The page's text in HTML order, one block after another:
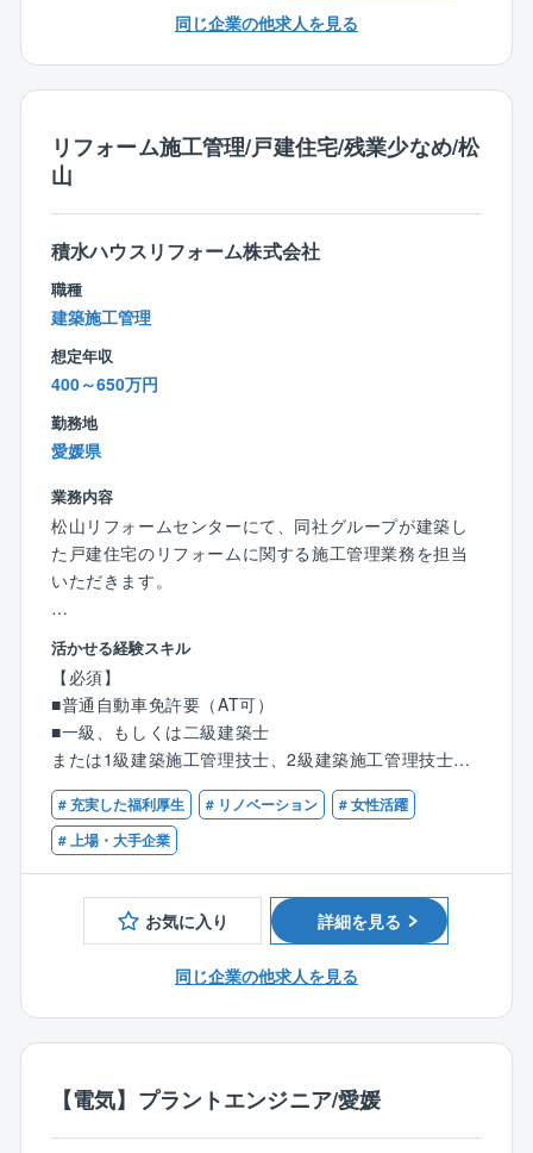
所定労働時間7時間40分、月平均残業30時間程度、年
間休日126日、夜間工事ほぼなしと、ワークライフバラ
ンスを整えつつ、キャリアアップが叶う環境です◎
◎現場代理人としてスキルを磨いていただきながら、
同じ企業の他求人を見る
リフォーム施工管理/戸建住宅/残業少なめ/松
山
積水ハウスリフォーム株式会社
職種
建築施工管理
想定年収
400～650万円
勤務地
愛媛県
業務内容
松山リフォームセンターにて、同社グループが建築し
た戸建住宅のリフォームに関する施工管理業務を担当
いただきます。
【具体的には】
■現場の施工管理（品質管理、工程管理、原価管理、安
全管理）
■施工を担当する現場の職人さんの技術指導、安全教育
■オーナー様への配慮(進捗状況のご報告、近隣対応)
等
【案件について】
■同社はストック型ビジネスに属しており、積水ハウス
Gのリフォーム事業の売込みを牽引しています。
■案件は平均300万円～と、様々なリフォームがござい
メンテナンス型リフォーム：水回りや外回りの修繕
などのリフォーム
環境型リフォーム：CO2の発生を抑える省エネ機器
を導入するリフォーム
ム・リノベーション工事などがございます。
活かせる経験スキル
【必須】
■普通自動車免許要（AT可）
■一級、もしくは二級建築士
または1級建築施工管理技士、2級建築施工管理技士（1
級・2級技士補を含む）いずれか
【歓迎条件】
■戸建住宅のリフォームの設計、積算、施工管理等の経
験のある方
■ゼネコンの現場監督の経験のある方
■新築住宅の設計士の経験のある方
■工務店の施工管理の経験のある方
# 充実した福利厚生 # リノベーション
# 女性活躍
# 上場・大手企業
お気に入り 詳細を見る
同じ企業の他求人を見る
【電気】プラントエンジニア/愛媛